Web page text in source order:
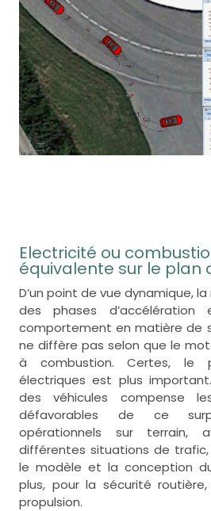
Electricité ou
équivalente sur le plan
D’un point de vue dynamique,
des phases
comportement en matière de
ne diffère pas selon que le
à combustion. Certes, le
électriques est plus
des véhicules compense
défavorables de ce
opérationnels sur terrain,
différentes situations de
le modèle et la conception
plus, pour la sécurité
propulsion.